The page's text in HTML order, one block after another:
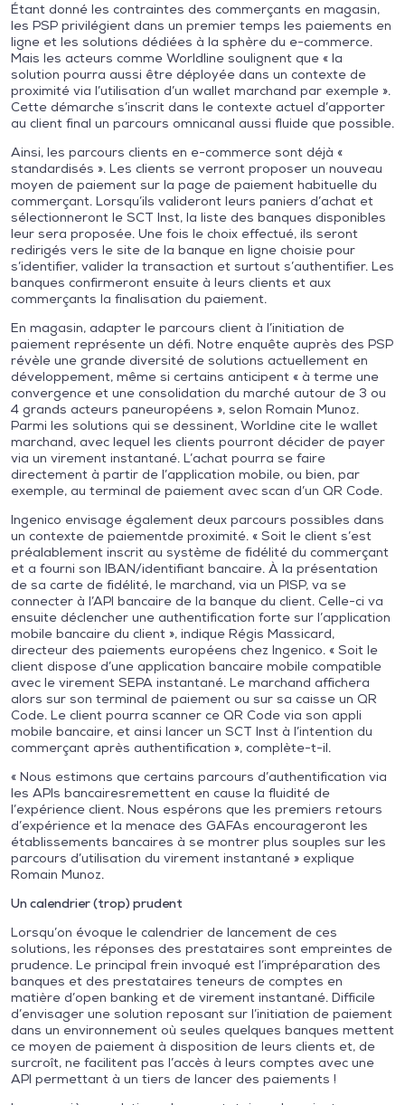
Étant donné les contraintes des commerçants en magasin,
les PSP privilégient dans un premier temps les paiements en
ligne et les solutions dédiées à la sphère du e-commerce.
Mais les acteurs comme Worldline soulignent que « la
solution pourra aussi être déployée dans un contexte de
proximité via l’utilisation d’un wallet marchand par exemple ».
Cette démarche s’inscrit dans le contexte actuel d’apporter
au client final un parcours omnicanal aussi fluide que possible.
Ainsi, les parcours clients en e-commerce sont déjà «
standardisés ». Les clients se verront proposer un nouveau
moyen de paiement sur la page de paiement habituelle du
commerçant. Lorsqu’ils valideront leurs paniers d’achat et
sélectionneront le SCT Inst, la liste des banques disponibles
leur sera proposée. Une fois le choix effectué, ils seront
redirigés vers le site de la banque en ligne choisie pour
s’identifier, valider la transaction et surtout s’authentifier. Les
banques confirmeront ensuite à leurs clients et aux
commerçants la finalisation du paiement.
En magasin, adapter le parcours client à l’initiation de
paiement représente un défi. Notre enquête auprès des PSP
révèle une grande diversité de solutions actuellement en
développement, même si certains anticipent « à terme une
convergence et une consolidation du marché autour de 3 ou
4 grands acteurs paneuropéens », selon Romain Munoz.
Parmi les solutions qui se dessinent, Worldine cite le wallet
marchand, avec lequel les clients pourront décider de payer
via un virement instantané. L’achat pourra se faire
directement à partir de l’application mobile, ou bien, par
exemple, au terminal de paiement avec scan d’un QR Code.
Ingenico envisage également deux parcours possibles dans
un contexte de paiementde proximité. « Soit le client s’est
préalablement inscrit au système de fidélité du commerçant
et a fourni son IBAN/identifiant bancaire. À la présentation
de sa carte de fidélité, le marchand, via un PISP, va se
connecter à l’API bancaire de la banque du client. Celle-ci va
ensuite déclencher une authentification forte sur l’application
mobile bancaire du client », indique Régis Massicard,
directeur des paiements européens chez Ingenico. « Soit le
client dispose d’une application bancaire mobile compatible
avec le virement SEPA instantané. Le marchand affichera
alors sur son terminal de paiement ou sur sa caisse un QR
Code. Le client pourra scanner ce QR Code via son appli
mobile bancaire, et ainsi lancer un SCT Inst à l’intention du
commerçant après authentification », complète-t-il.
« Nous estimons que certains parcours d’authentification via
les APIs bancairesremettent en cause la fluidité de
l’expérience client. Nous espérons que les premiers retours
d’expérience et la menace des GAFAs encourageront les
établissements bancaires à se montrer plus souples sur les
parcours d’utilisation du virement instantané » explique
Romain Munoz.
Un calendrier (trop) prudent
Lorsqu’on évoque le calendrier de lancement de ces
solutions, les réponses des prestataires sont empreintes de
prudence. Le principal frein invoqué est l’impréparation des
banques et des prestataires teneurs de comptes en
matière d’open banking et de virement instantané. Difficile
d’envisager une solution reposant sur l’initiation de paiement
dans un environnement où seules quelques banques mettent
ce moyen de paiement à disposition de leurs clients et, de
surcroît, ne facilitent pas l’accès à leurs comptes avec une
API permettant à un tiers de lancer des paiements !